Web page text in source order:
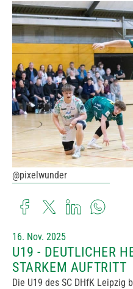
@pixelwunder
16. Nov. 2025
U19 - DEUTLICHER
STARKEM AUFTRITT
Die U19 des SC DHfK Leipzig